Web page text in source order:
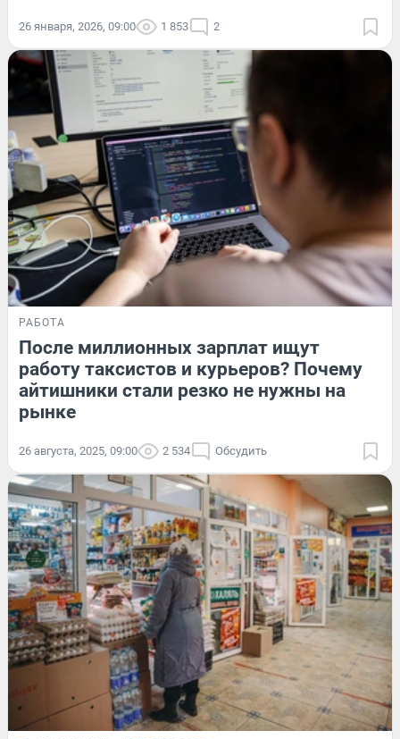
26 января, 2026, 09:00 1 853 2
РАБОТА
После миллионных зарплат ищут
работу таксистов и курьеров? Почему
айтишники стали резко не нужны на
рынке
26 августа, 2025, 09:00 2 534 Обсудить